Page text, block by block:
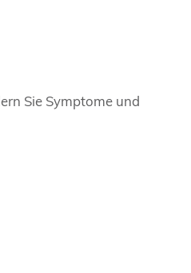
Sie Symptome und